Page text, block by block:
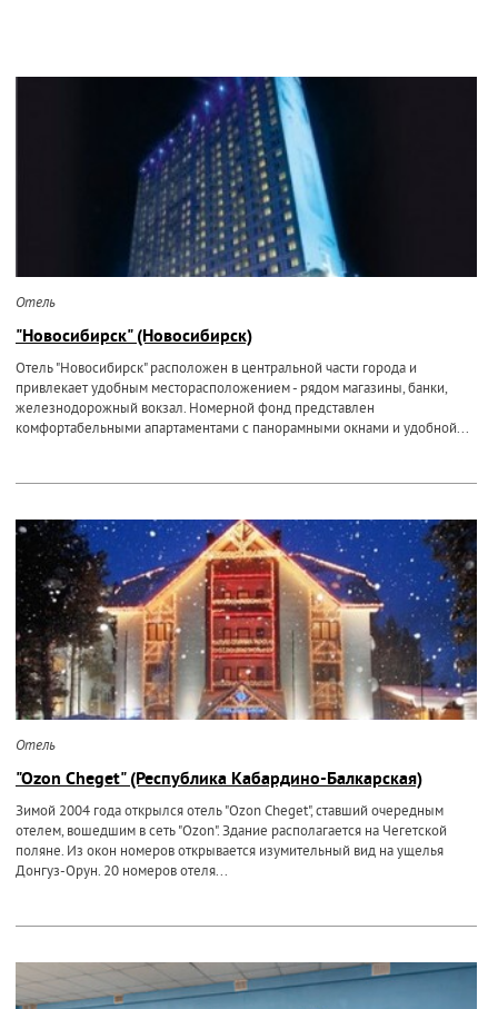
Отель
"Новосибирск" (Новосибирск)
Отель "Новосибирск" расположен в центральной части города и
привлекает удобным месторасположением - рядом магазины, банки,
железнодорожный вокзал. Номерной фонд представлен
комфортабельными апартаментами с панорамными окнами и удобной...
Отель
"Ozon Cheget" (Республика Кабардино-Балкарская)
Зимой 2004 года открылся отель "Ozon Cheget", ставший очередным
отелем, вошедшим в сеть "Ozon". Здание располагается на Чегетской
поляне. Из окон номеров открывается изумительный вид на ущелья
Донгуз-Орун. 20 номеров отеля...